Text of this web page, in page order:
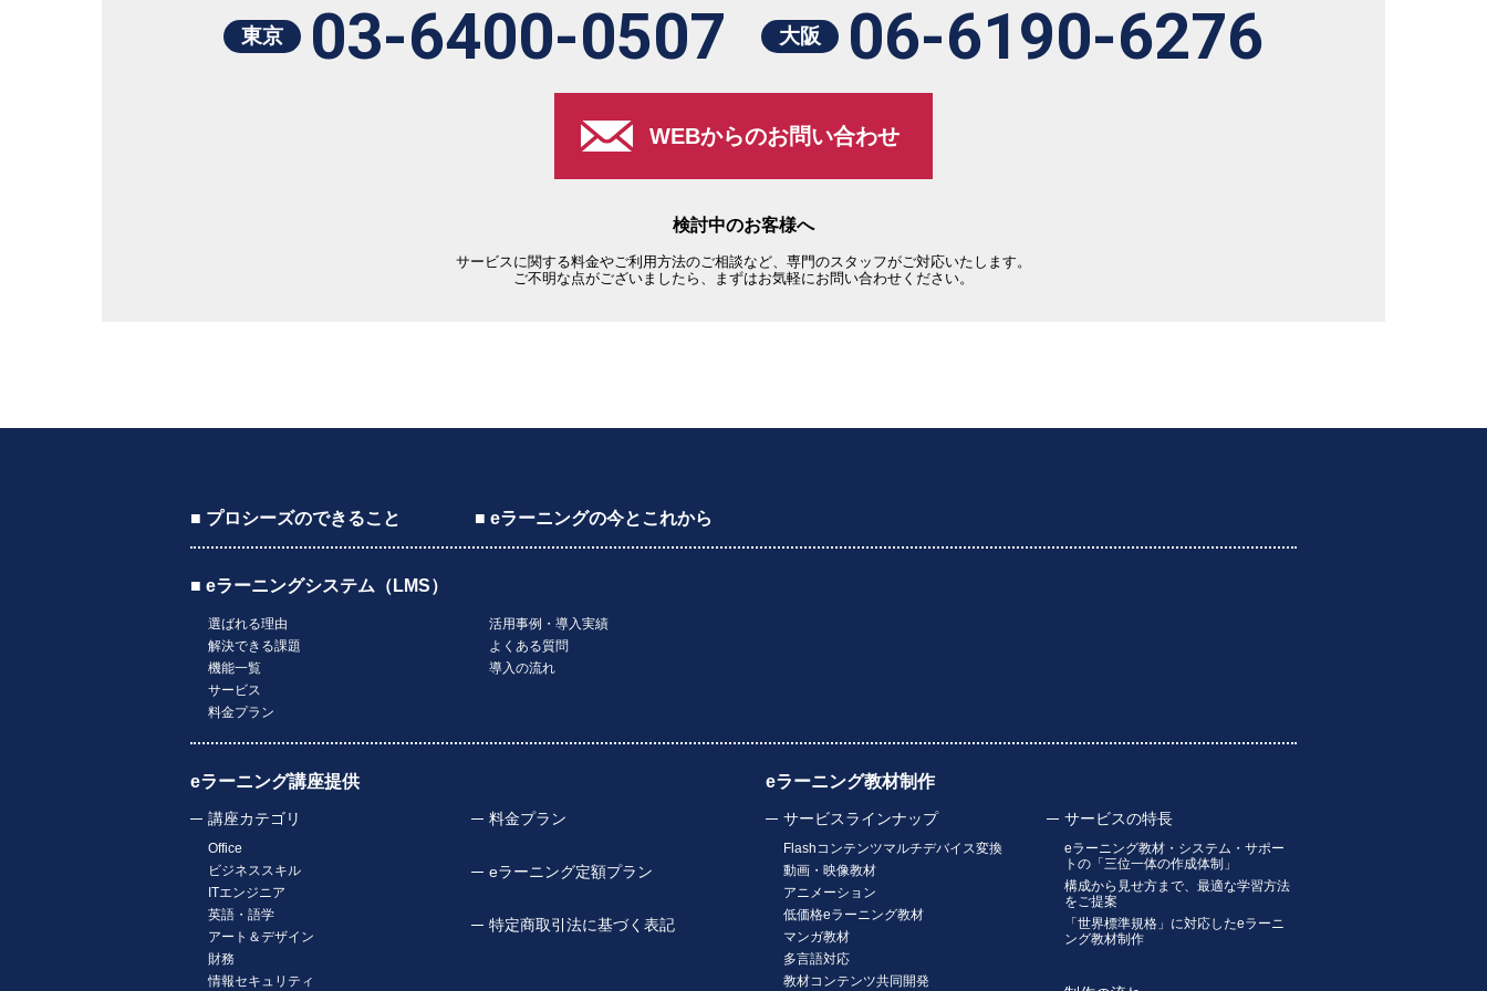
東京 03-6400-0507 大阪 06-6190-6276
WEBからのお問い合わせ
検討中のお客様へ
サービスに関する料金やご利用方法のご相談など、専門のスタッフがご対応いたします。
ご不明な点がございましたら、まずはお気軽にお問い合わせください。
■ プロシーズのできること ■ eラーニングの今とこれから
■ eラーニングシステム（LMS）
選ばれる理由
解決できる課題
機能一覧
サービス
料金プラン
活用事例・導入実績
よくある質問
導入の流れ
eラーニング講座提供
講座カテゴリ
Office
ビジネススキル
ITエンジニア
英語・語学
アート＆デザイン
財務
情報セキュリティ
料金プラン
eラーニング定額プラン
特定商取引法に基づく表記
eラーニング教材制作
サービスラインナップ
Flashコンテンツマルチデバイス変換
動画・映像教材
アニメーション
低価格eラーニング教材
マンガ教材
多言語対応
教材コンテンツ共同開発
サービスの特長
eラーニング教材・システム・サポー
トの「三位一体の作成体制」
構成から見せ方まで、最適な学習方法
をご提案
「世界標準規格」に対応したeラーニ
ング教材制作